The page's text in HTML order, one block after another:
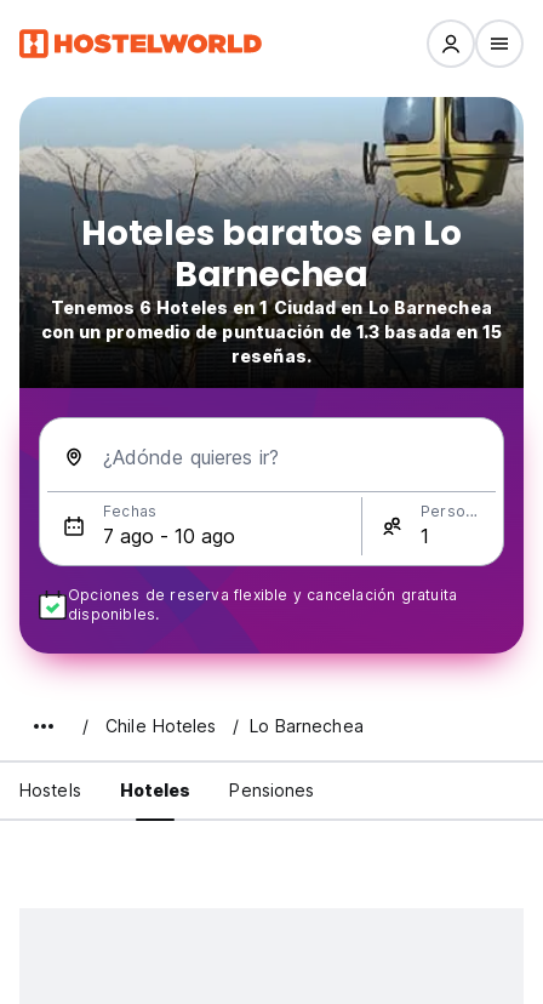
Hoteles baratos en Lo
Barnechea
Tenemos 6 Hoteles en 1 Ciudad en Lo Barnechea
con un promedio de puntuación de 1.3 basada en 15
reseñas.
¿Adónde quieres ir?
Fechas Personas
Opciones de reserva flexible y cancelación gratuita
disponibles.
Chile Hoteles Lo Barnechea
Hostels Hoteles Pensiones